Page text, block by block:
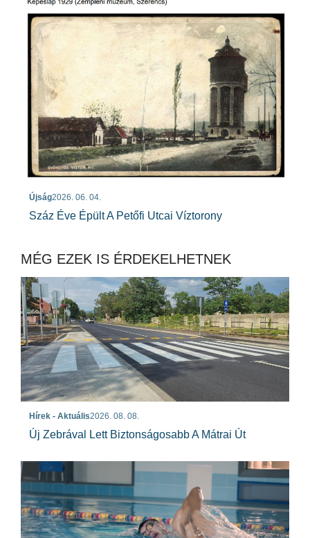
Újság2026. 06. 04.
Száz Éve Épült A Petőfi Utcai Víztorony
MÉG EZEK IS ÉRDEKELHETNEK
Hírek - Aktuális2026. 08. 08.
Új Zebrával Lett Biztonságosabb A Mátrai Út